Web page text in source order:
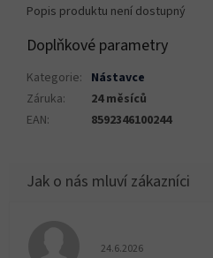
Popis produktu není dostupný
Doplňkové parametry
Kategorie: Nástavce
Záruka:
24 měsíců
EAN: 8592346100244
Hodnocení obchodu
24.6.2026